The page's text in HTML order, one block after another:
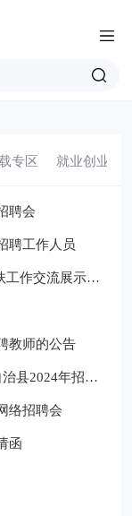
专区 就业创业
聘会
聘工作人员
四川省“暖冬行动”专场招聘暨就业帮扶工作交流展示活动
教师的公告
聚才兴县 “峨”等你来 —— 峨边彝族自治县2024年招才引智宣传手册
络招聘会
函